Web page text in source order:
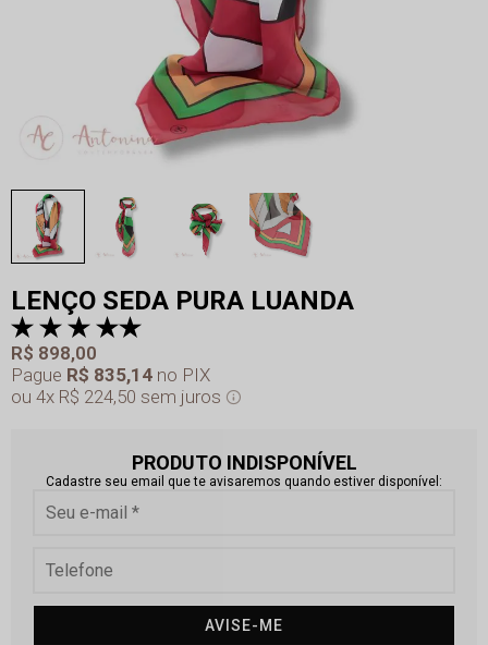
LENÇO SEDA PURA LUANDA
Pague R$ 835,14no PIX
R$ 898,00
4x R$ 224,50 sem juros
PRODUTO INDISPONÍVEL
Cadastre seu email que te avisaremos quando estiver disponível:
AVISE-ME